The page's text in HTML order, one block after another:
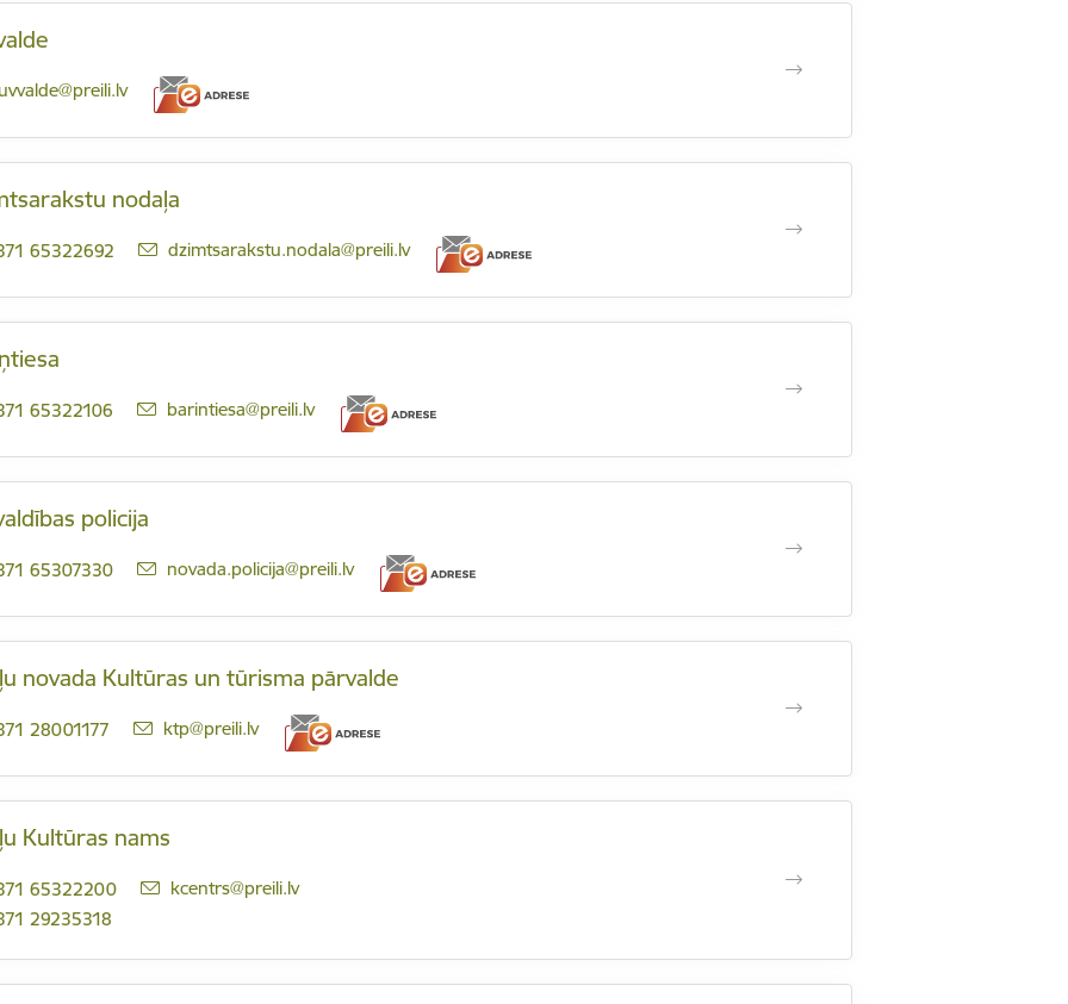
pasts:
nodaļa
65322692 E-pasts:
dzimtsarakstu.nodala@preili.lv
65322106 E-pasts:
barintiesa@preili.lv
policija
65307330 E-pasts:
novada.policija@preili.lv
novada Kultūras un tūrisma pārvalde
28001177 E-pasts:
ktp@preili.lv
Kultūras nams
65322200
29235318
E-pasts:
kcentrs@preili.lv